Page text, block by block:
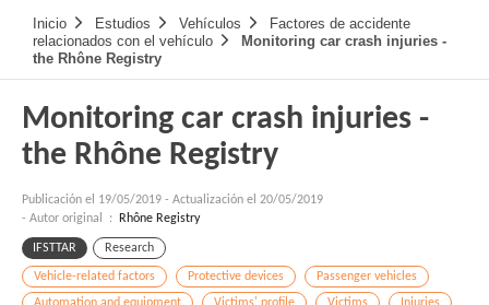
Navigation
principale
Inicio Estudios Vehículos
Factores de accidente
relacionados con el vehículo
Monitoring car crash injuries -
the Rhône Registry
Monitoring car crash injuries -
the Rhône Registry
Publicación el 19/05/2019 - Actualización el 20/05/2019
- Autor original :
Rhône Registry
IFSTTAR Research
Vehicle-related factors Protective devices
Passenger vehicles